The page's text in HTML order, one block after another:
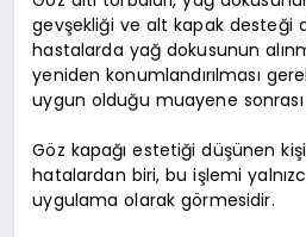
gevşekliği ve alt kapak desteği
hastalarda yağ dokusunun
yeniden konumlandırılması
uygun olduğu muayene
Göz kapağı estetiği düşünen
hatalardan biri, bu işlemi
uygulama olarak görmesidir.